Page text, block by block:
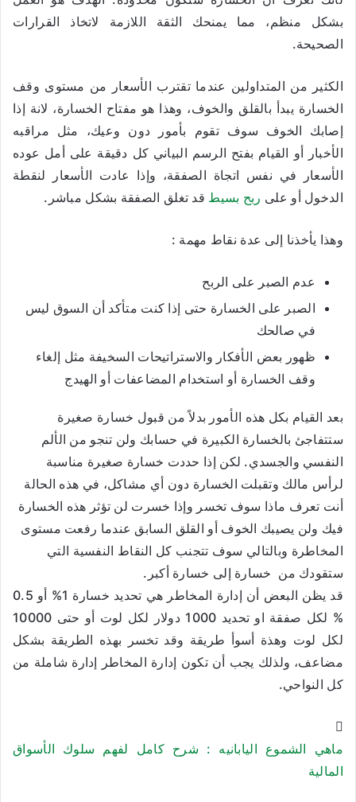
بشكل منظم، مما يمنحك الثقة اللازمة لاتخاذ القرارات
الصحيحة.
الكثير من المتداولين عندما تقترب الأسعار من مستوى وقف
الخسارة يبدأ بالقلق والخوف، وهذا هو مفتاح الخسارة، لانة إذا
إصابك الخوف سوف تقوم بأمور دون وعيك، مثل مراقبه
الأخبار أو القيام بفتح الرسم البياني كل دقيقة على أمل عوده
الأسعار في نفس اتجاة الصفقة، وإذا عادت الأسعار لنقطة
الدخول أو على ربح بسيط قد تغلق الصفقة بشكل مباشر.
وهذا يأخذنا إلى عدة نقاط مهمة :
عدم الصبر على الربح
الصبر على الخسارة حتى إذا كنت متأكد أن السوق ليس
في صالحك
ظهور بعض الأفكار والاستراتيحات السخيفة مثل إلغاء
وقف الخسارة أو استخدام المضاعفات أو الهيدج
بعد القيام بكل هذه الأمور بدلاً من قبول خسارة صغيرة
ستتفاجئ بالخسارة الكبيرة في حسابك ولن تنجو من الألم
النفسي والجسدي. لكن إذا حددت خسارة صغيرة مناسبة
لرأس مالك وتقبلت الخسارة دون أي مشاكل، في هذه الحالة
أنت تعرف ماذا سوف تخسر وإذا خسرت لن تؤثر هذه الخسارة
فيك ولن يصيبك الخوف أو القلق السابق عندما رفعت مستوى
المخاطرة وبالتالي سوف تتجنب كل النقاط النفسية التي
ستقودك من خسارة إلى خسارة أكبر.
قد يظن البعض أن إدارة المخاطر هي تحديد خسارة 1% أو 0.5
% لكل صفقة او تحديد 1000 دولار لكل لوت أو حتى 10000
لكل لوت وهذة أسوأ طريقة وقد تخسر بهذه الطريقة بشكل
مضاعف، ولذلك يجب أن تكون إدارة المخاطر إدارة شاملة من
كل النواحي.
ماهي الشموع اليابانيه : شرح كامل لفهم سلوك الأسواق
المالية